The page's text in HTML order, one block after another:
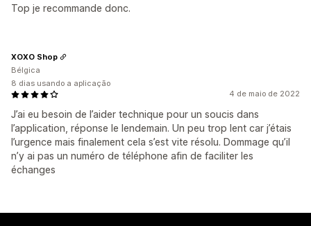
Top je recommande donc.
4 de maio de 2022
J’ai eu besoin de l’aider technique pour un soucis dans
l’application, réponse le lendemain. Un peu trop lent car j’étais
l’urgence mais finalement cela s’est vite résolu. Dommage qu’il
n’y ai pas un numéro de téléphone afin de faciliter les
échanges
XOXO Shop
Bélgica
8 dias usando a aplicação